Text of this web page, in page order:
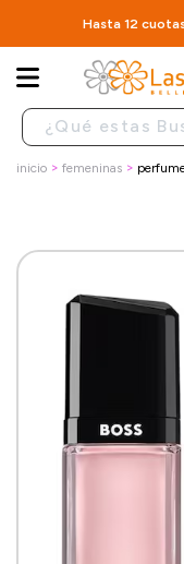
Hasta 12
inicio femeninas